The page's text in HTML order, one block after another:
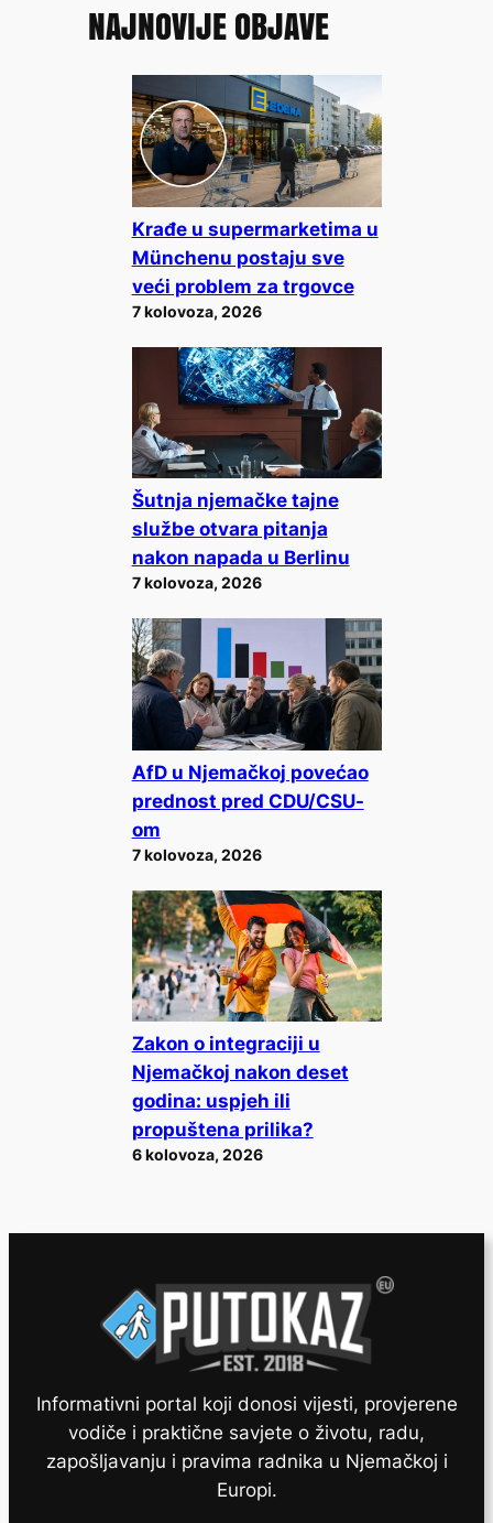
NAJNOVIJE OBJAVE
Krađe u supermarketima u
Münchenu postaju sve
veći problem za trgovce
7 kolovoza, 2026
Šutnja njemačke tajne
službe otvara pitanja
nakon napada u Berlinu
7 kolovoza, 2026
AfD u Njemačkoj povećao
prednost pred CDU/CSU-
om
7 kolovoza, 2026
Zakon o integraciji u
Njemačkoj nakon deset
godina: uspjeh ili
propuštena prilika?
6 kolovoza, 2026
Informativni portal koji donosi vijesti, provjerene
vodiče i praktične savjete o životu, radu,
zapošljavanju i pravima radnika u Njemačkoj i
Europi.